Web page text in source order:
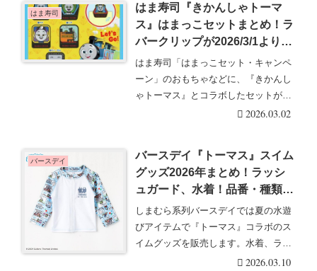
はま寿司
はま寿司『きかんしゃトーマ
ス』はまっこセットまとめ！ラ
バークリップが2026/3/1よりも
らえる！
はま寿司「はまっこセット・キャンペ
ーン」のおもちゃなどに、『きかんし
ゃトーマス』とコラボしたセットが販
売します。はま寿司・・・続きを読む
2026.03.02
バースデイ
バースデイ『トーマス』スイム
グッズ2026年まとめ！ラッシ
ュガード、水着！品番・種類・
発売日！
しまむら系列バースデイでは夏の水遊
びアイテムで『トーマス』コラボのス
イムグッズを販売します。水着、ラッ
シュガード、プール・・・続きを読む
2026.03.10